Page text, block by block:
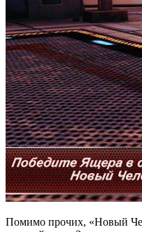
Помимо прочих, «Новый